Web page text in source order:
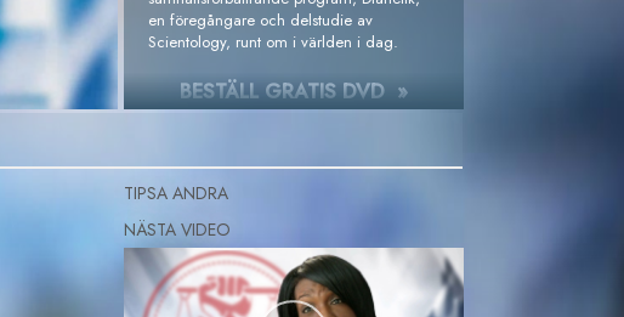
en föregångare och delstudie av
Scientology, runt om i världen i dag.
BESTÄLL GRATIS DVD »
TIPSA ANDRA